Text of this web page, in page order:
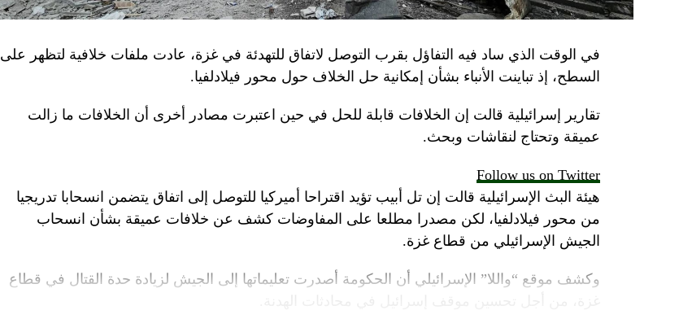
في الوقت الذي ساد فيه التفاؤل بقرب التوصل لاتفاق للتهدئة في غزة، عادت ملفات خلافية لتظهر على
السطح، إذ تباينت الأنباء بشأن إمكانية حل الخلاف حول محور فيلادلفيا.
تقارير إسرائيلية قالت إن الخلافات قابلة للحل في حين اعتبرت مصادر أخرى أن الخلافات ما زالت
عميقة وتحتاج لنقاشات وبحث.
Follow us on Twitter
هيئة البث الإسرائيلية قالت إن تل أبيب تؤيد اقتراحا أميركيا للتوصل إلى اتفاق يتضمن انسحابا تدريجيا
من محور فيلادلفيا، لكن مصدرا مطلعا على المفاوضات كشف عن خلافات عميقة بشأن انسحاب
الجيش الإسرائيلي من قطاع غزة.
وكشف موقع “واللا” الإسرائيلي أن الحكومة أصدرت تعليماتها إلى الجيش لزيادة حدة القتال في قطاع